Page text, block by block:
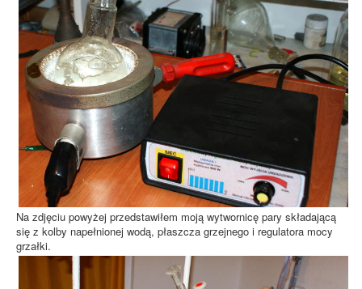
Na zdjęciu powyżej przedstawiłem moją wytwornicę pary składającą
się z kolby napełnionej wodą, płaszcza grzejnego i regulatora mocy
grzałki.